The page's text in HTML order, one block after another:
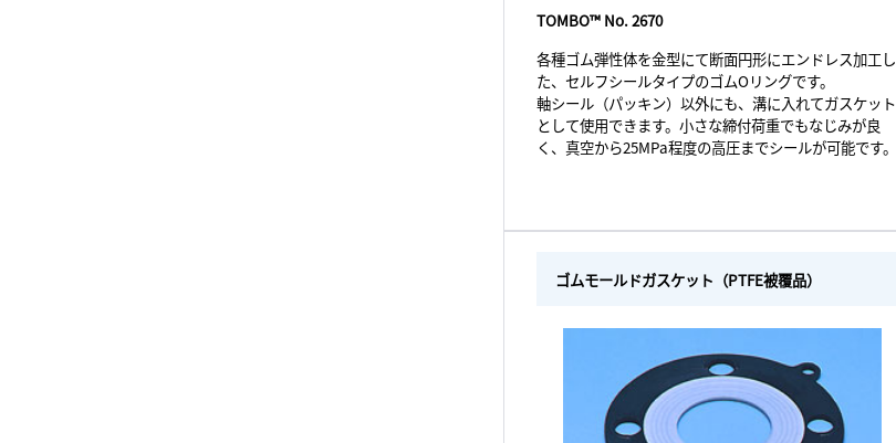
TOMBO™ No. 2670
各種ゴム弾性体を金型にて断面円形にエンドレス加工し
た、セルフシールタイプのゴムOリングです。
軸シール（パッキン）以外にも、溝に入れてガスケット
として使用できます。小さな締付荷重でもなじみが良
く、真空から25MPa程度の高圧までシールが可能です。
ゴムモールドガスケット（PTFE被覆品）